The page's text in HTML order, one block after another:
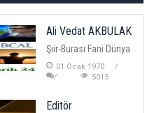
Ali Vedat AKBULAK
Şiir-Burası Fani Dünya
01 Ocak 1970
5015
Editör